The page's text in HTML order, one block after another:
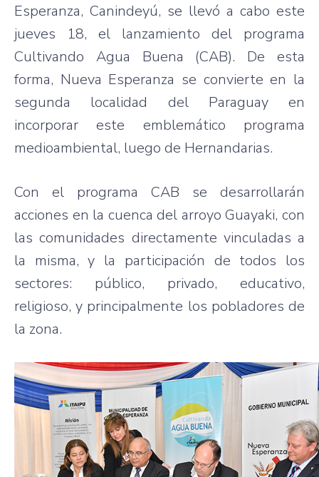
Esperanza, Canindeyú, se llevó a cabo este
jueves 18, el lanzamiento del programa
Cultivando Agua Buena (CAB). De esta
forma, Nueva Esperanza se convierte en la
segunda localidad del Paraguay en
incorporar este emblemático programa
medioambiental, luego de Hernandarias.
Con el programa CAB se desarrollarán
acciones en la cuenca del arroyo Guayaki, con
las comunidades directamente vinculadas a
la misma, y la participación de todos los
sectores: público, privado, educativo,
religioso, y principalmente los pobladores de
la zona.